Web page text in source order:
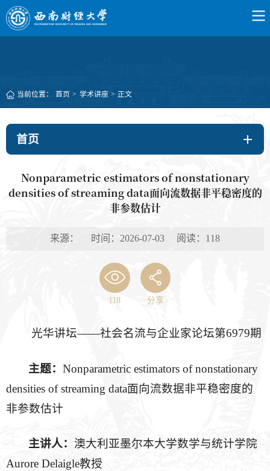
当前位置： 首页 > 学术讲座 > 正文
首页
Nonparametric estimators of nonstationary
densities of streaming data面向流数据非平稳密度的
非参数估计
来源： 时间：2026-07-03 阅读： 118
118 分享
光华讲坛——社会名流与企业家论坛第6979期
主题：Nonparametric estimators of nonstationary
densities of streaming data面向流数据非平稳密度的
非参数估计
主讲人：澳大利亚墨尔本大学数学与统计学院
Aurore Delaigle教授